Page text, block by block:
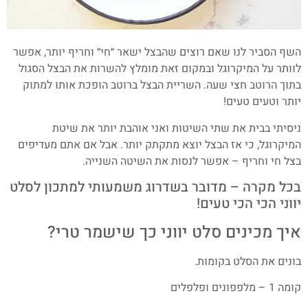
השף הסביר לנו שאם רוצים שהבצל ישאר ״חי״ וחריף יותר, אפשר
לוותר על המיקרוגל ובמקום זאת מומלץ להשרות את הבצל הסגול
בתוך הרוטב חצי שעה. השריית הבצל ברוטב הופכת אותו למתוק
יותר וטעים טעים!
ניסיתי בבית את שתי השיטות ואני אוהבת יותר את שיטת
המיקרוגל, כי אז הבצל יוצא מתקתק יותר. אבל אם אתם מעדיפים
בצל חי וחריף – אפשר לנסות את השיטה השנייה.
בכל מקרה – מדובר בשדרוג משמעותי למתכון לסלט
יווני הכי הכי טעים!
איך מכינים סלט יווני כך שישמר טרי?
בונים את הסלט בקומות.
קומה 1 – מלפפונים ופלפלים